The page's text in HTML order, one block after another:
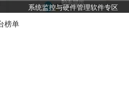
系统监控与硬件管理软件专区